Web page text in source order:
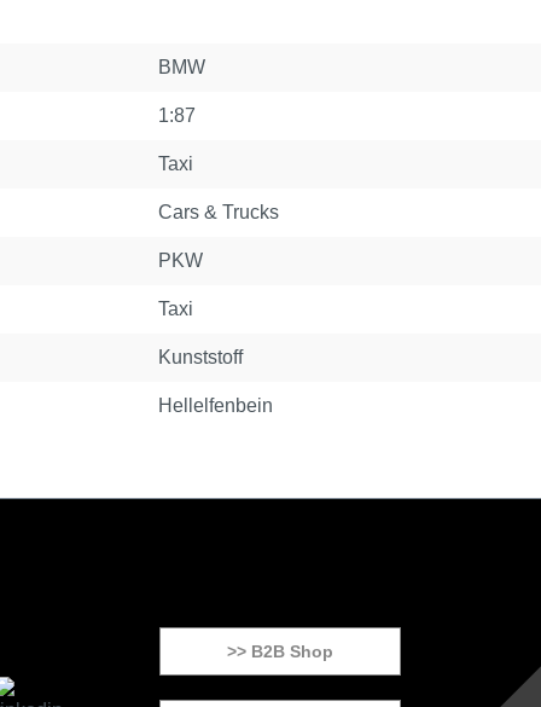
BMW
1:87
Taxi
Cars & Trucks
PKW
Taxi
Kunststoff
Hellelfenbein
>> B2B Shop